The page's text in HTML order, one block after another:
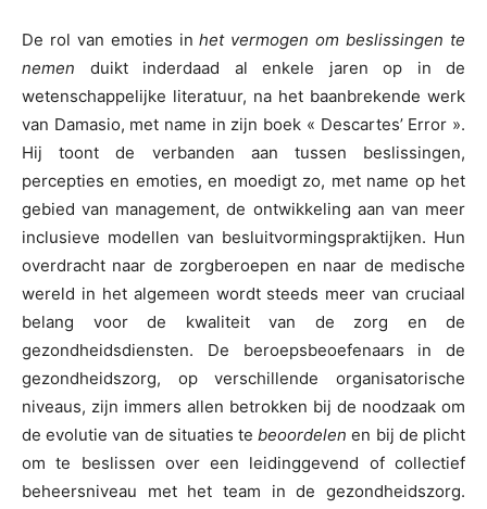
De rol van emoties inhet vermogen om beslissingen te
nemen duikt inderdaad al enkele jaren op in de
wetenschappelijke literatuur, na het baanbrekende werk
van Damasio, met name in zijn boek « Descartes’ Error ».
Hij toont de verbanden aan tussen beslissingen,
percepties en emoties, en moedigt zo, met name op het
gebied van management, de ontwikkeling aan van meer
inclusieve modellen van besluitvormingspraktijken. Hun
overdracht naar de zorgberoepen en naar de medische
wereld in het algemeen wordt steeds meer van cruciaal
belang voor de kwaliteit van de zorg en de
gezondheidsdiensten. De beroepsbeoefenaars in de
gezondheidszorg, op verschillende organisatorische
niveaus, zijn immers allen betrokken bij de noodzaak om
de evolutie van de situaties tebeoordelen en bij de plicht
om te beslissen over een leidinggevend of collectief
beheersniveau met het team in de gezondheidszorg.